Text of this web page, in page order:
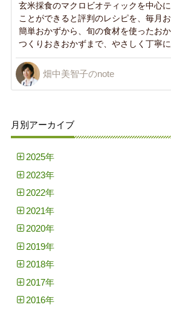
玄米採食のマクロビオティックを中心
ことができると評判のレシピを、毎月
簡単おかずから、旬の食材を使ったお
つくりおきおかずまで、やさしく丁寧に
畑中美智子のnote
月別アーカイブ
2025年
2023年
2022年
2021年
2020年
2019年
2018年
2017年
2016年